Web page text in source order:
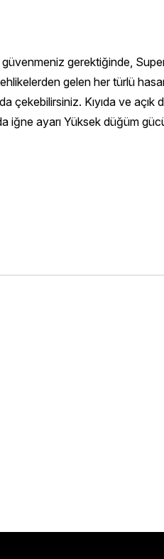
gerektiğinde,
gelen her türlü
Kıyıda ve açık
ayarı Yüksek düğüm